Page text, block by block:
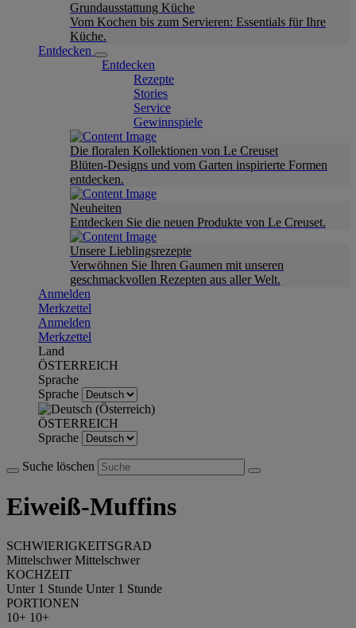
Grundausstattung Küche
Vom Kochen bis zum Servieren: Essentials für Ihre
Küche.
Entdecken
Entdecken
Rezepte
Stories
Service
Gewinnspiele
Die floralen Kollektionen von Le Creuset
Blüten-Designs und vom Garten inspirierte Formen
entdecken.
Neuheiten
Entdecken Sie die neuen Produkte von Le Creuset.
Unsere Lieblingsrezepte
Verwöhnen Sie Ihren Gaumen mit unseren
geschmackvollen Rezepten aus aller Welt.
Anmelden
Merkzettel
Anmelden
Merkzettel
Land
ÖSTERREICH
Sprache
Sprache
ÖSTERREICH
Sprache
Suche löschen
Eiweiß-Muffins
SCHWIERIGKEITSGRAD
Mittelschwer Mittelschwer
KOCHZEIT
Unter 1 Stunde Unter 1 Stunde
PORTIONEN
10+ 10+